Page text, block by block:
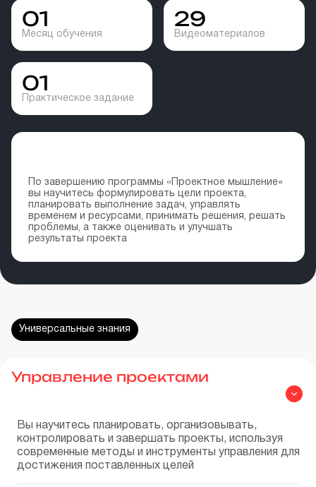
01
Месяц обучения
29
Видеоматериалов
01
Практическое задание
По завершению программы «Проектное мышление»
вы научитесь формулировать цели проекта,
планировать выполнение задач, управлять
временем и ресурсами, принимать решения, решать
проблемы, а также оценивать и улучшать
результаты проекта
Универсальные знания
Управление проектами
Вы научитесь планировать, организовывать,
контролировать и завершать проекты, используя
современные методы и инструменты управления для
достижения поставленных целей